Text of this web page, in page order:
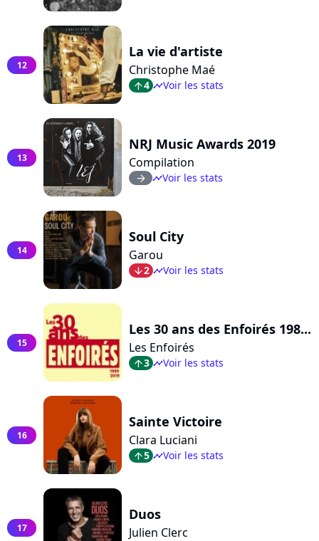
12
La vie d'artiste
Christophe Maé
arrow_top4 timelineVoir les stats
13
NRJ Music Awards 2019
Compilation
arrow_right timelineVoir les stats
14
Soul City
Garou
arrow_bot2 timelineVoir les stats
15
Les 30 ans des Enfoirés 198...
Les Enfoirés
arrow_top3 timelineVoir les stats
16
Sainte Victoire
Clara Luciani
arrow_top5 timelineVoir les stats
17
Duos
Julien Clerc